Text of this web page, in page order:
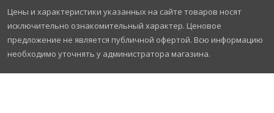
Цены и характеристики указанных на сайте товаров носят
исключительно ознакомительный характер. Ценовое
предложение не является публичной офертой. Всю информацию
необходимо уточнять у администратора магазина.